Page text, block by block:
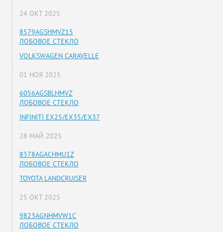
24 ОКТ 2025
8579AGSHMVZ15
ЛОБОВОЕ СТЕКЛО
VOLKSWAGEN CARAVELLE
01 НОЯ 2025
6056AGSBLHMVZ
ЛОБОВОЕ СТЕКЛО
INFINITI EX25/EX35/EX37
28 МАЙ 2025
8378AGACHMU1Z
ЛОБОВОЕ СТЕКЛО
TOYOTA LANDCRUISER
25 ОКТ 2025
9823AGNHMVW1C
ЛОБОВОЕ СТЕКЛО